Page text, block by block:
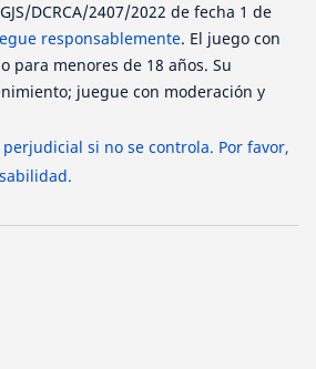
DCRCA/2407/2022 de fecha 1 de
responsablemente. El juego con
para menores de 18 años. Su
juegue con moderación y
si no se controla. Por favor,